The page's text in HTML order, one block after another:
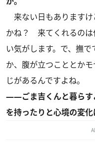
来ない日もありますけ
かね？ 来てくれるのは
い気がします。で、撫
か、腹が立つこととか
じがあるんですよね。
――ごま吉くんと暮らす
を持ったりと心境の変